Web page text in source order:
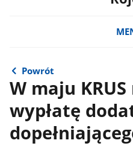
Powrót
W maju
wypłatę